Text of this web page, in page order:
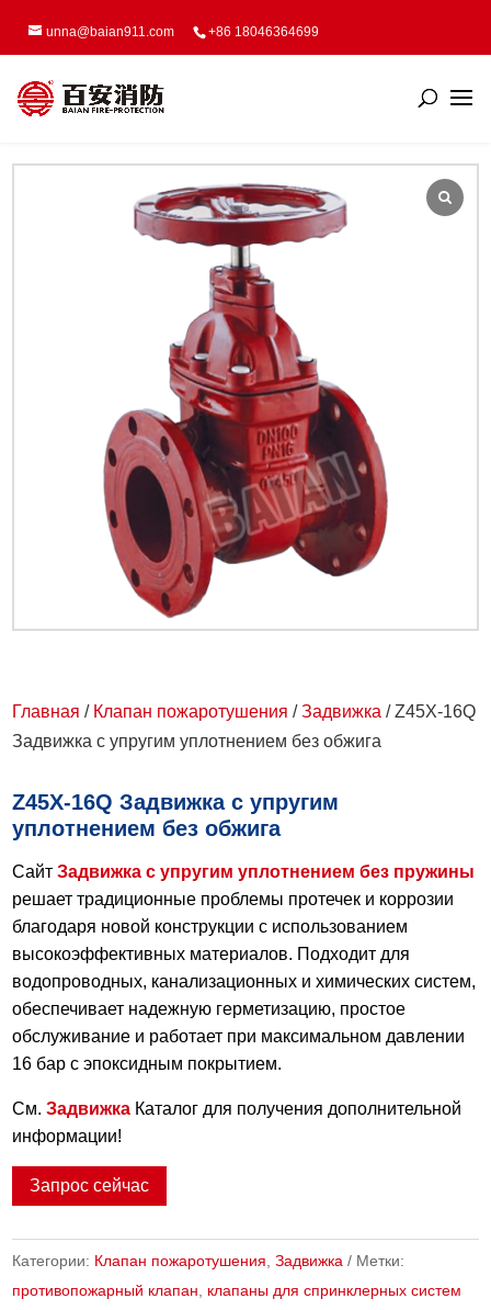
unna@baian911.com +86 18046364699
Главная / Клапан пожаротушения /Задвижка / Z45X-16Q
Задвижка с упругим уплотнением без обжига
Z45X-16Q Задвижка с упругим
уплотнением без обжига
Сайт Задвижка с упругим уплотнением без пружины
решает традиционные проблемы протечек и коррозии
благодаря новой конструкции с использованием
высокоэффективных материалов. Подходит для
водопроводных, канализационных и химических систем,
обеспечивает надежную герметизацию, простое
обслуживание и работает при максимальном давлении
16 бар с эпоксидным покрытием.
См.Задвижка Каталог для получения дополнительной
информации!
Запрос сейчас
Категории: Клапан пожаротушения ,Задвижка
Метки:
противопожарный клапан
клапаны для спринклерных систем